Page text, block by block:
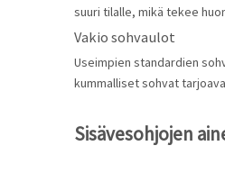
suuri tilalle, mikä tekee
Vakio sohvaulot
Useimpien standardien
kummalliset sohvat
Sisävesohjojen